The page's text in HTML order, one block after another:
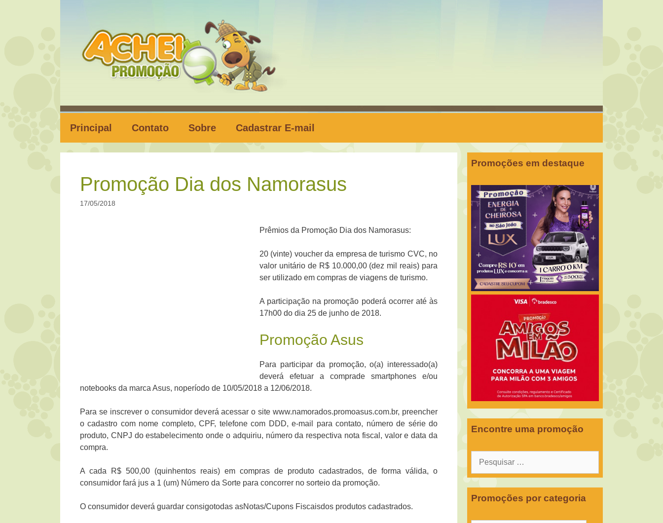
Principal Contato Sobre Cadastrar E-mail
Promoção Dia dos Namorasus
17/05/2018
Prêmios da Promoção Dia dos Namorasus:
20 (vinte) voucher da empresa de turismo CVC, no
valor unitário de R$ 10.000,00 (dez mil reais) para
ser utilizado em compras de viagens de turismo.
A participação na promoção poderá ocorrer até às
17h00 do dia 25 de junho de 2018.
Promoção Asus
Para participar da promoção, o(a) interessado(a)
deverá efetuar a comprade smartphones e/ou
notebooks da marca Asus, noperíodo de 10/05/2018 a 12/06/2018.
Para se inscrever o consumidor deverá acessar o site www.namorados.promoasus.com.br, preencher
o cadastro com nome completo, CPF, telefone com DDD, e-mail para contato, número de série do
produto, CNPJ do estabelecimento onde o adquiriu, número da respectiva nota fiscal, valor e data da
compra.
A cada R$ 500,00 (quinhentos reais) em compras de produto cadastrados, de forma válida, o
consumidor fará jus a 1 (um) Número da Sorte para concorrer no sorteio da promoção.
O consumidor deverá guardar consigotodas asNotas/Cupons Fiscaisdos produtos cadastrados.
Promoções em destaque
Encontre uma promoção
Pesquisar
Promoções por categoria